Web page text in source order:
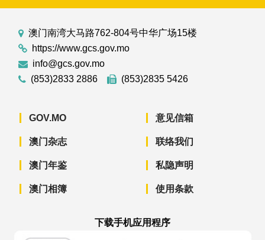
澳门南湾大马路762-804号中华广场15楼
https://www.gcs.gov.mo
info@gcs.gov.mo
(853)2833 2886
(853)2835 5426
GOV.MO
澳门杂志
澳门年鉴
澳门相簿
意见信箱
联络我们
私隐声明
使用条款
下载手机应用程序